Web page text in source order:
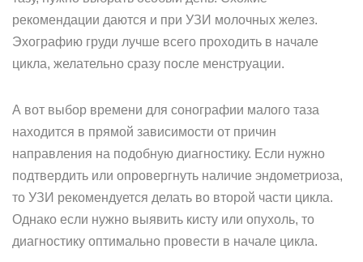
рекомендации даются и при УЗИ молочных желез.
Эхографию груди лучше всего проходить в начале
цикла, желательно сразу после менструации.
А вот выбор времени для сонографии малого таза
находится в прямой зависимости от причин
направления на подобную диагностику. Если нужно
подтвердить или опровергнуть наличие эндометриоза,
то УЗИ рекомендуется делать во второй части цикла.
Однако если нужно выявить кисту или опухоль, то
диагностику оптимально провести в начале цикла.